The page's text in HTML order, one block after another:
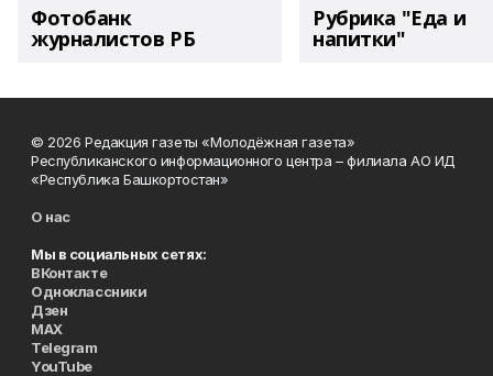
Фотобанк
журналистов РБ
Рубрика "Еда и
напитки"
© 2026 Редакция газеты «Молодёжная газета»
Республиканского информационного центра – филиала АО ИД
«Республика Башкортостан»
О нас
Мы в социальных сетях:
ВКонтакте
Одноклассники
Дзен
MAX
Telegram
YouTube